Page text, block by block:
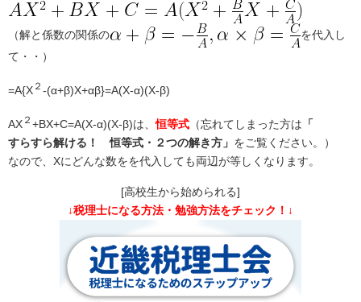
（解と係数の関係の
を代入し
て・・）
=A{X ２ -(α+β)X+αβ}=A(X-α)(X-β)
AX ２ +BX+C=A(X-α)(X-β)は、恒等式 （忘れてしまった方は 「
すらすら解ける！ 恒等式・２つの解き方」 をご覧ください。）
なので、Xにどんな数をを代入しても両辺が等しくなります。
[高校生から始められる]
↓税理士になる方法・勉強方法をチェック！↓